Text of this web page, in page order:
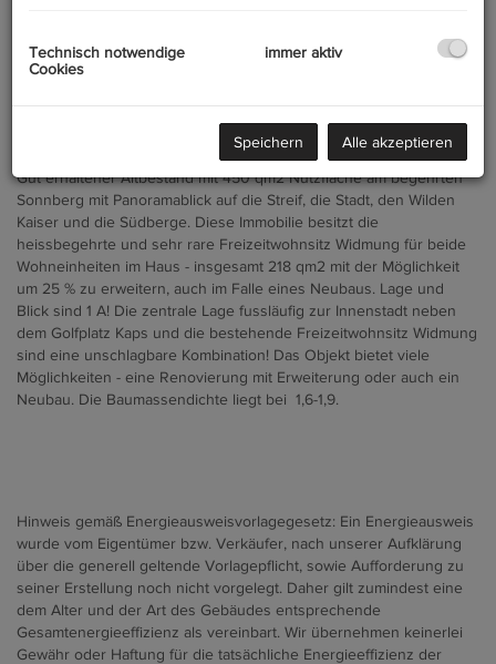
Gut erhaltener Altbestand mit 450 qm2 Nutzfläche am begehrten
Sonnberg mit Panoramablick auf die Streif, die Stadt, den Wilden
Kaiser und die Südberge. Diese Immobilie besitzt die
heissbegehrte und sehr rare Freizeitwohnsitz Widmung für beide
Wohneinheiten im Haus - insgesamt 218 qm2 mit der Möglichkeit
um 25 % zu erweitern, auch im Falle eines Neubaus. Lage und
Blick sind 1 A! Die zentrale Lage fussläufig zur Innenstadt neben
dem Golfplatz Kaps und die bestehende Freizeitwohnsitz Widmung
sind eine unschlagbare Kombination! Das Objekt bietet viele
Möglichkeiten - eine Renovierung mit Erweiterung oder auch ein
Neubau. Die Baumassendichte liegt bei 1,6-1,9.
Hinweis gemäß Energieausweisvorlagegesetz: Ein Energieausweis
wurde vom Eigentümer bzw. Verkäufer, nach unserer Aufklärung
über die generell geltende Vorlagepflicht, sowie Aufforderung zu
seiner Erstellung noch nicht vorgelegt. Daher gilt zumindest eine
dem Alter und der Art des Gebäudes entsprechende
Gesamtenergieeffizienz als vereinbart. Wir übernehmen keinerlei
Gewähr oder Haftung für die tatsächliche Energieeffizienz der
Technisch notwendige
Cookies
immer aktiv
Speichern Alle akzeptieren